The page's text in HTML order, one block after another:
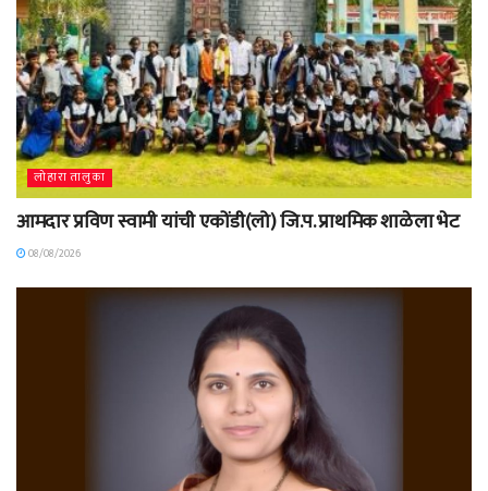
लोहारा तालुका
आमदार प्रविण स्वामी यांची एकोंडी(लो) जि.प. प्राथमिक शाळेला भेट
08/08/2026